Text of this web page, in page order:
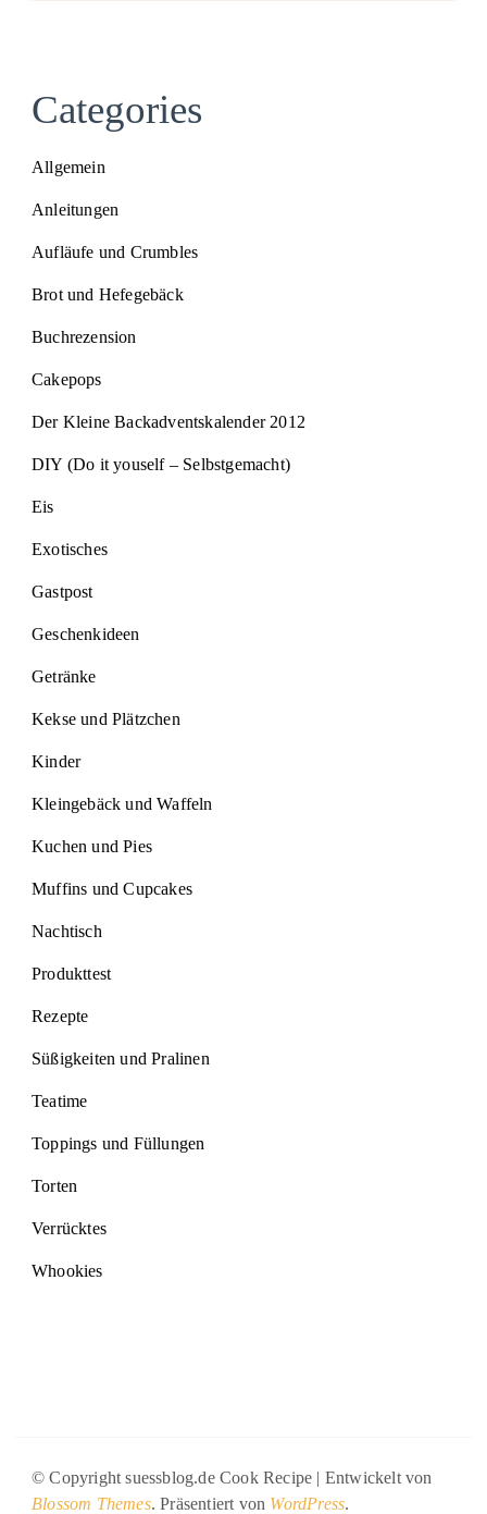
Categories
Allgemein
Anleitungen
Aufläufe und Crumbles
Brot und Hefegebäck
Buchrezension
Cakepops
Der Kleine Backadventskalender 2012
DIY (Do it youself – Selbstgemacht)
Eis
Exotisches
Gastpost
Geschenkideen
Getränke
Kekse und Plätzchen
Kinder
Kleingebäck und Waffeln
Kuchen und Pies
Muffins und Cupcakes
Nachtisch
Produkttest
Rezepte
Süßigkeiten und Pralinen
Teatime
Toppings und Füllungen
Torten
Verrücktes
Whookies
© Copyright suessblog.deCook Recipe | Entwickelt von
Blossom Themes. Präsentiert von WordPress.